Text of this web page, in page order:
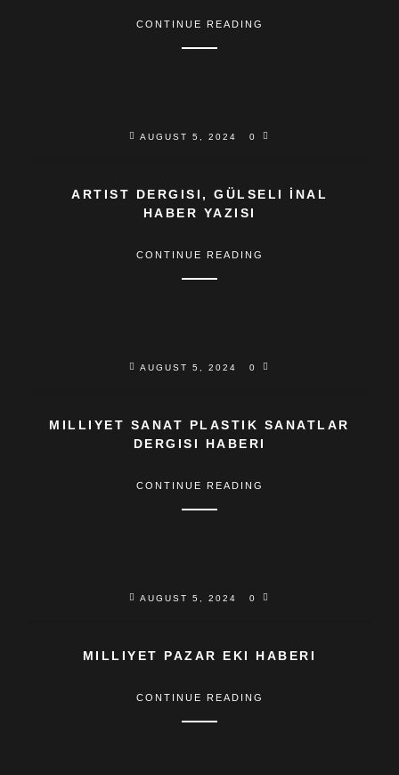
CONTINUE READING
AUGUST 5, 2024 0
ARTIST DERGISI, GÜLSELI İNAL
HABER YAZISI
CONTINUE READING
AUGUST 5, 2024 0
MILLIYET SANAT PLASTIK SANATLAR
DERGISI HABERI
CONTINUE READING
AUGUST 5, 2024 0
MILLIYET PAZAR EKI HABERI
CONTINUE READING